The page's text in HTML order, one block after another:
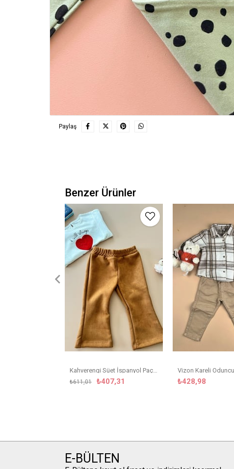
Paylaş
Benzer Ürünler
Kahverengi Süet İspanyol Paça Pantolon
₺407,31
₺611,01
Vizon Kareli
₺428,98
E-BÜLTEN